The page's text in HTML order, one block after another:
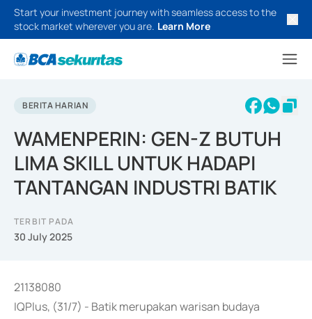
Start your investment journey with seamless access to the
stock market wherever you are. Learn More
BERITA HARIAN
WAMENPERIN: GEN-Z BUTUH
LIMA SKILL UNTUK HADAPI
TANTANGAN INDUSTRI BATIK
TERBIT PADA
30 July 2025
21138080
IQPlus, (31/7) - Batik merupakan warisan budaya